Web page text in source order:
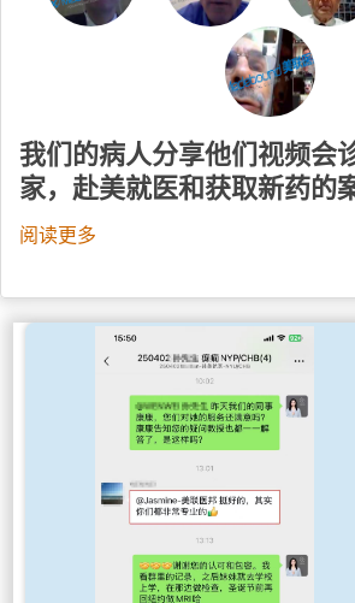
我们的病人分享他们视频会
家，赴美就医和获取新药的
阅读更多